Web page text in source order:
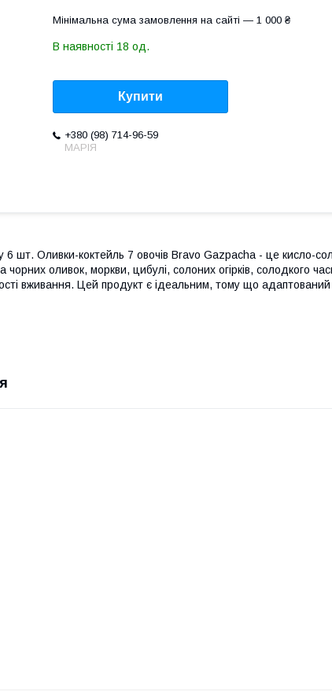
Мінімальна сума замовлення на сайті — 1 000 ₴
В наявності 18 од.
Купити
+380 (98) 714-96-59
МАРІЯ
6 шт. Оливки-коктейль 7 овочів Bravo Gazpacha - це кисло-
чорних оливок, моркви, цибулі, солоних огірків, солодкого
вживання. Цей продукт є ідеальним, тому що